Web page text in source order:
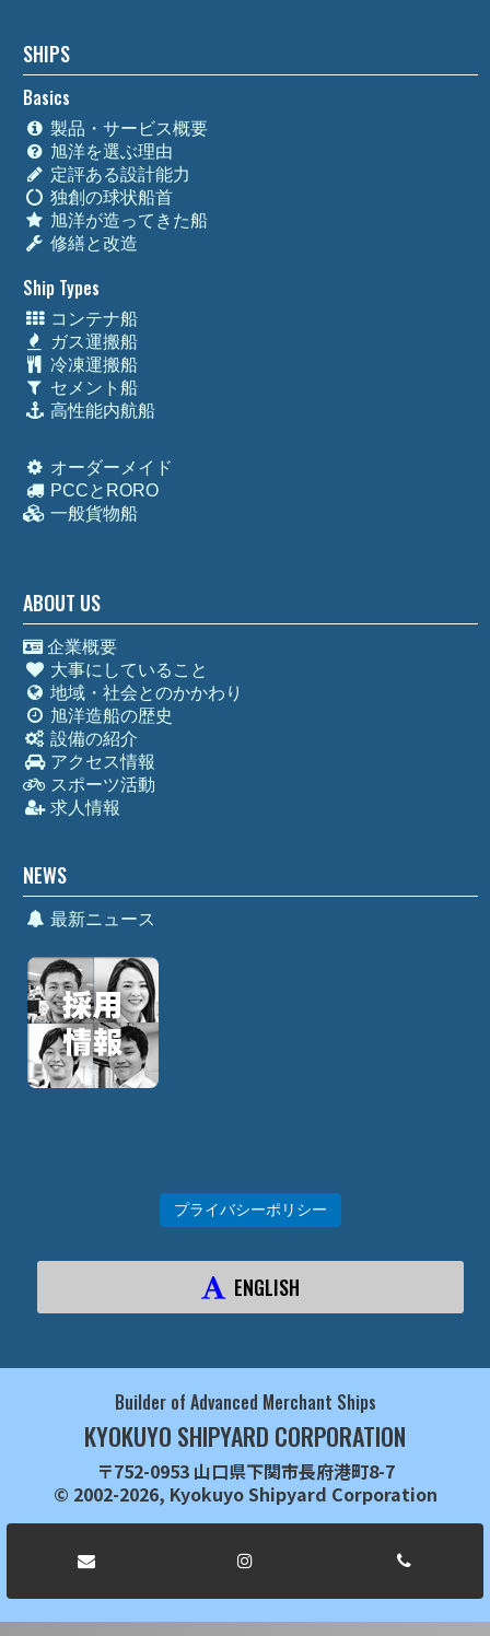
SHIPS
Basics
製品・サービス概要
旭洋を選ぶ理由
定評ある設計能力
独創の球状船首
旭洋が造ってきた船
修繕と改造
Ship Types
コンテナ船
ガス運搬船
冷凍運搬船
セメント船
高性能内航船
オーダーメイド
PCCとRORO
一般貨物船
ABOUT US
企業概要
大事にしていること
地域・社会とのかかわり
旭洋造船の歴史
設備の紹介
アクセス情報
スポーツ活動
求人情報
NEWS
最新ニュース
プライバシーポリシー
ENGLISH
Builder of Advanced Merchant Ships
KYOKUYO SHIPYARD CORPORATION
〒752-0953 山口県下関市長府港町8-7
© 2002-2026, Kyokuyo Shipyard Corporation